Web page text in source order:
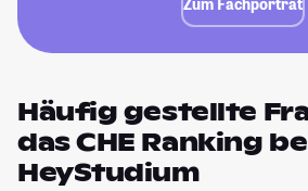
Häufig gestellte
das CHE Ranking
HeyStudium